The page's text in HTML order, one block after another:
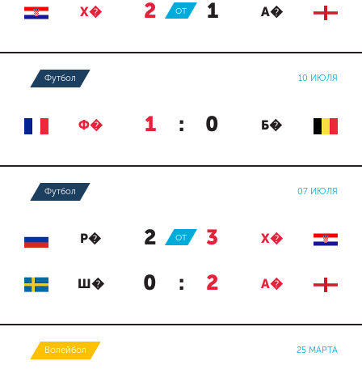
Х� 2 : 1 А�
ОТ
Футбол 10 ИЮЛЯ
Ф� 1 : 0 Б�
Футбол 07 ИЮЛЯ
Р� 2 : 3 Х�
ОТ
Ш� 0 : 2 А�
Волейбол 25 МАРТА